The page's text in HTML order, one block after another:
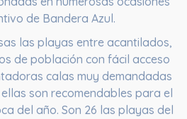
de Bandera Azul.
las playas entre acantilados,
de población con fácil acceso
calas muy demandadas
son recomendables para el
del año. Son 26 las playas del